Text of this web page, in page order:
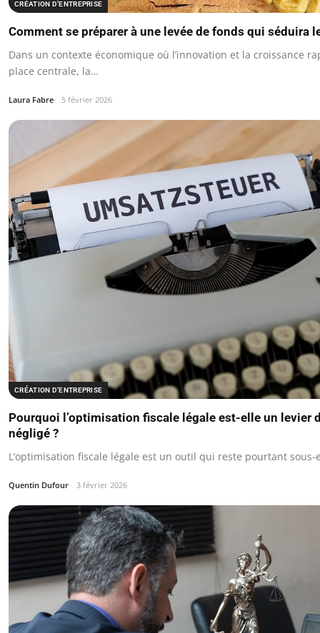
CRÉATION D’ENTREPRISE
Comment se préparer à une levée de fonds qui séduira
Dans un contexte économique où l’innovation et la croissance
place centrale, la…
Laura Fabre 5 février 2026
CRÉATION D’ENTREPRISE
Pourquoi l’optimisation fiscale légale est-elle un levier
négligé ?
L’optimisation fiscale légale est un outil qui reste pourtant
Quentin Dufour 3 février 2026